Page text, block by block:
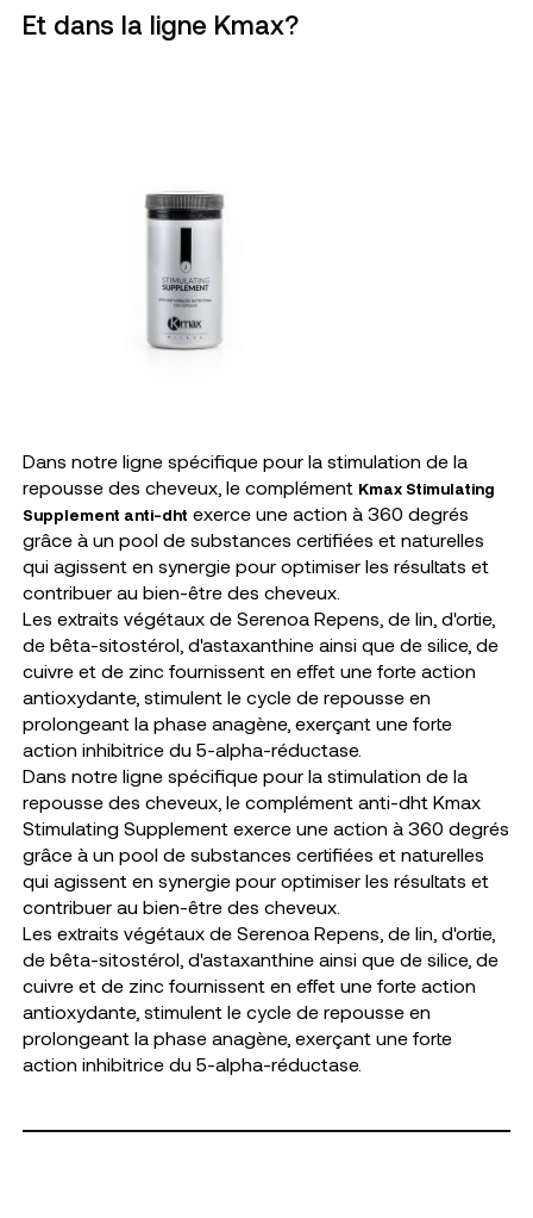
Et dans la ligne Kmax?
Dans notre ligne spécifique pour la stimulation de la
repousse des cheveux, le complément Kmax Stimulating
Supplement anti-dht exerce une action à 360 degrés
grâce à un pool de substances certifiées et naturelles
qui agissent en synergie pour optimiser les résultats et
contribuer au bien-être des cheveux.
Les extraits végétaux de Serenoa Repens, de lin, d'ortie,
de bêta-sitostérol, d'astaxanthine ainsi que de silice, de
cuivre et de zinc fournissent en effet une forte action
antioxydante, stimulent le cycle de repousse en
prolongeant la phase anagène, exerçant une forte
action inhibitrice du 5-alpha-réductase.
Dans notre ligne spécifique pour la stimulation de la
repousse des cheveux, le complément anti-dht Kmax
Stimulating Supplement exerce une action à 360 degrés
grâce à un pool de substances certifiées et naturelles
qui agissent en synergie pour optimiser les résultats et
contribuer au bien-être des cheveux.
Les extraits végétaux de Serenoa Repens, de lin, d'ortie,
de bêta-sitostérol, d'astaxanthine ainsi que de silice, de
cuivre et de zinc fournissent en effet une forte action
antioxydante, stimulent le cycle de repousse en
prolongeant la phase anagène, exerçant une forte
action inhibitrice du 5-alpha-réductase.